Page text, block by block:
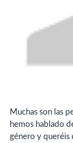
Muchas son las
hemos hablado
género y